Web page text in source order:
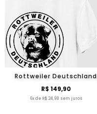
Rottweiler Deutschland
R$ 149,90
6x de R$ 24,98 sem juros